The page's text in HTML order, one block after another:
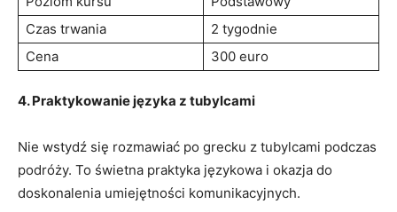
Czas ⁤trwania
2 tygodnie
Cena
300 euro
4. Praktykowanie⁣ języka z tubylcami
Nie wstydź się rozmawiać po grecku z tubylcami ​podczas
podróży. To świetna⁤ praktyka językowa i okazja do
doskonalenia umiejętności komunikacyjnych.